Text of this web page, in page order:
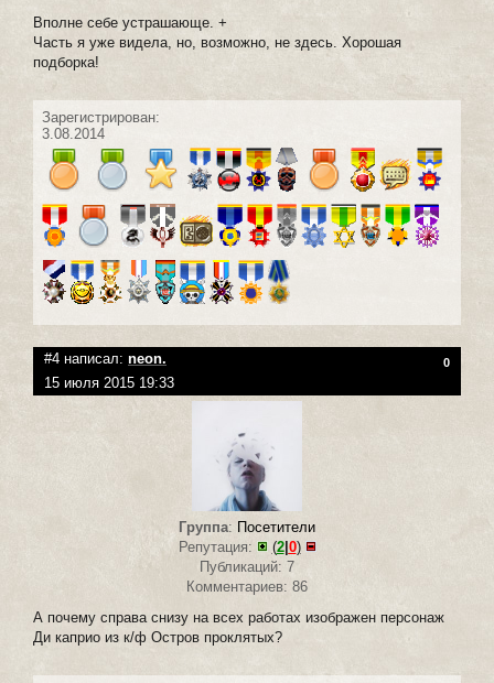
Вполне себе устрашающе. +
Часть я уже видела, но, возможно, не здесь. Хорошая
подборка!
Зарегистрирован:
3.08.2014
#4 написал: neon. 0
15 июля 2015 19:33
Группа: Посетители
Репутация:
(2| 0)
Публикаций: 7
Комментариев: 86
А почему справа снизу на всех работах изображен персонаж
Ди каприо из к/ф Остров проклятых?